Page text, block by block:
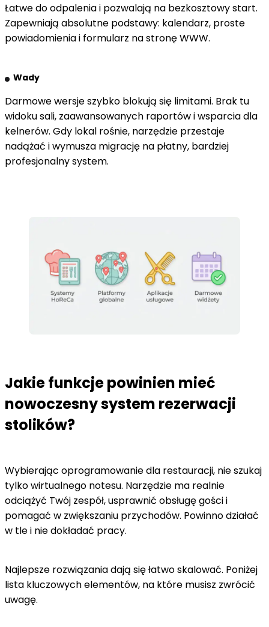
Łatwe do odpalenia i pozwalają na bezkosztowy start.
Zapewniają absolutne podstawy: kalendarz, proste
powiadomienia i formularz na stronę WWW.
Wady
Darmowe wersje szybko blokują się limitami. Brak tu
widoku sali, zaawansowanych raportów i wsparcia dla
kelnerów. Gdy lokal rośnie, narzędzie przestaje
nadążać i wymusza migrację na płatny, bardziej
profesjonalny system.
Jakie funkcje powinien mieć
nowoczesny system rezerwacji
stolików?
Wybierając oprogramowanie dla restauracji, nie szukaj
tylko wirtualnego notesu. Narzędzie ma realnie
odciążyć Twój zespół, usprawnić obsługę gości i
pomagać w zwiększaniu przychodów. Powinno działać
w tle i nie dokładać pracy.
Najlepsze rozwiązania dają się łatwo skalować. Poniżej
lista kluczowych elementów, na które musisz zwrócić
uwagę.